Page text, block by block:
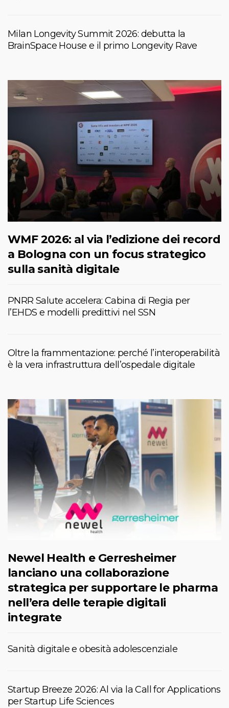
Milan Longevity Summit 2026: debutta la
BrainSpace House e il primo Longevity Rave
WMF 2026: al via l’edizione dei record
a Bologna con un focus strategico
sulla sanità digitale
PNRR Salute accelera: Cabina di Regia per
l’EHDS e modelli predittivi nel SSN
Oltre la frammentazione: perché l’interoperabilità
è la vera infrastruttura dell’ospedale digitale
Newel Health e Gerresheimer
lanciano una collaborazione
strategica per supportare le pharma
nell’era delle terapie digitali
integrate
Sanità digitale e obesità adolescenziale
Startup Breeze 2026: Al via la Call for Applications
per Startup Life Sciences